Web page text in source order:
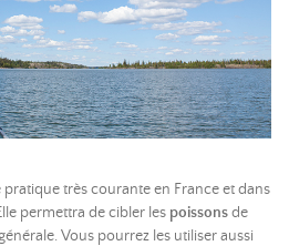
pratique très courante en France et dans
permettra de cibler les poissonsde
Vous pourrez les utiliser aussi